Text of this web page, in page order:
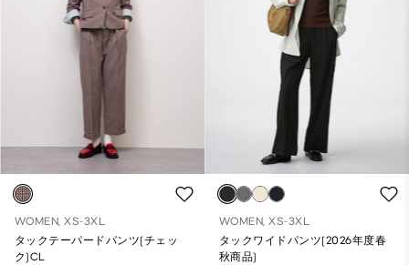
WOMEN, XS-3XL
タックテーパードパンツ(チェッ
ク)CL
WOMEN, XS-3XL
タックワイドパンツ(2026年度春
秋商品)